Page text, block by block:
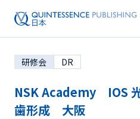
研修会 DR
NSK Academy IOS
歯形成 大阪